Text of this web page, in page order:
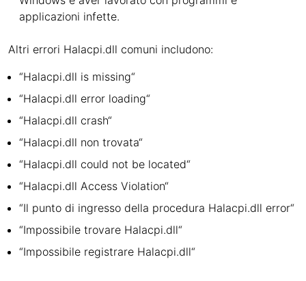
applicazioni infette.
Altri errori Halacpi.dll comuni includono:
“Halacpi.dll is missing“
“Halacpi.dll error loading“
“Halacpi.dll crash“
“Halacpi.dll non trovata“
“Halacpi.dll could not be located“
“Halacpi.dll Access Violation“
“Il punto di ingresso della procedura Halacpi.dll error“
“Impossibile trovare Halacpi.dll“
“Impossibile registrare Halacpi.dll“